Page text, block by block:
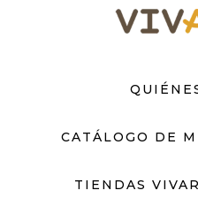
CATÁLOGO DE
TIENDAS